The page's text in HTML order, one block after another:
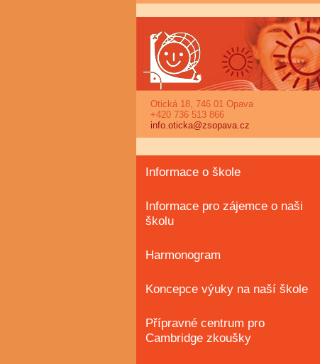
Otická 18, 746 01 Opava
+420 736 513 866
info.oticka@zsopava.cz
Informace o škole
Informace pro zájemce o naši
školu
Harmonogram
Koncepce výuky na naší škole
Přípravné centrum pro
Cambridge zkoušky